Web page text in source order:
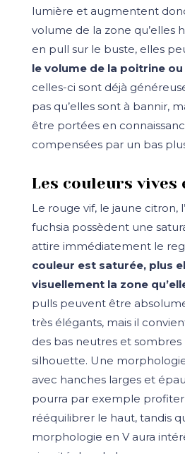
lumière et augmentent
volume de la zone qu’elles
en pull sur le buste, elles
le volume de la poitrine
celles-ci sont déjà
pas qu’elles sont à bannir,
être portées en
compensées par un bas
Les couleurs vives
Le rouge vif, le jaune citron,
fuchsia possèdent une
attire immédiatement le
couleur est saturée, plus
visuellement la zone
pulls peuvent être
très élégants, mais il
des bas neutres et
silhouette. Une
avec hanches larges et
pourra par exemple profiter
rééquilibrer le haut, tandis
morphologie en V aura